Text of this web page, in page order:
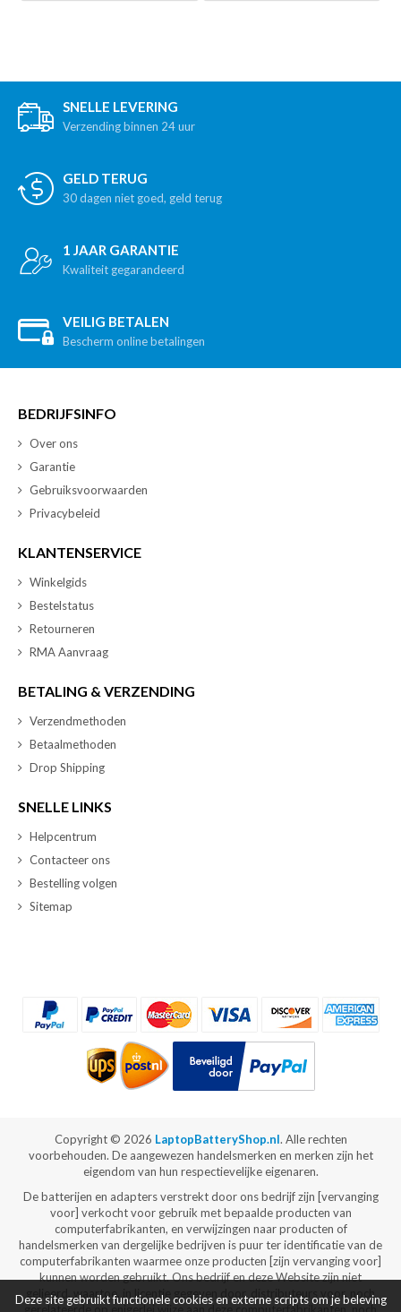
SNELLE LEVERING
Verzending binnen 24 uur
GELD TERUG
30 dagen niet goed, geld terug
1 JAAR GARANTIE
Kwaliteit gegarandeerd
VEILIG BETALEN
Bescherm online betalingen
BEDRIJFSINFO
Over ons
Garantie
Gebruiksvoorwaarden
Privacybeleid
KLANTENSERVICE
Winkelgids
Bestelstatus
Retourneren
RMA Aanvraag
BETALING & VERZENDING
Verzendmethoden
Betaalmethoden
Drop Shipping
SNELLE LINKS
Helpcentrum
Contacteer ons
Bestelling volgen
Sitemap
Copyright © 2026 LaptopBatteryShop.nl. Alle rechten
voorbehouden. De aangewezen handelsmerken en merken zijn het
eigendom van hun respectievelijke eigenaren.
De batterijen en adapters verstrekt door ons bedrijf zijn [vervanging
voor] verkocht voor gebruik met bepaalde producten van
computerfabrikanten, en verwijzingen naar producten of
handelsmerken van dergelijke bedrijven is puur ter identificatie van de
computerfabrikanten waarmee onze producten [zijn vervanging voor]
kunnen worden gebruikt. Ons bedrijf en deze Website zijn niet
gelieerd, waartoe, in licentie gegeven door, distributeurs voor, noch
gerelateerde op enigerlei wijze aan deze computerfabrikanten, noch
Deze site gebruikt functionele cookies en externe scripts om je beleving